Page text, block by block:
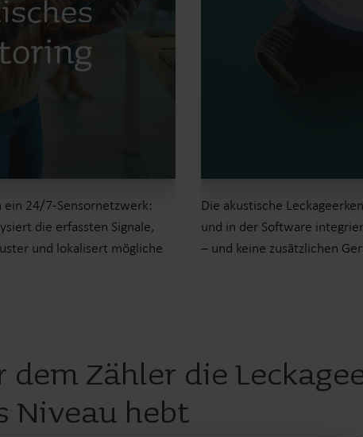
ein 24/7-Sensornetzwerk:
die erfassten Signale,
und lokalisert mögliche
Die akustische
und in der Software
– und keine zusätzlichen
Zähler die
Niveau hebt